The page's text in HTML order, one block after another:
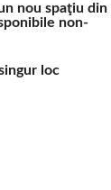
nou spaţiu din
non-
loc